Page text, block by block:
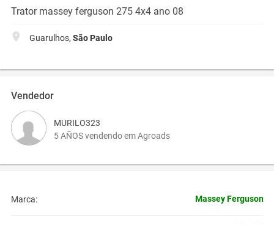
Trator massey ferguson 275 4x4 ano 08
Guarulhos, São Paulo
Vendedor
MURILO323
5 AÑOS vendendo em Agroads
Marca: Massey Ferguson